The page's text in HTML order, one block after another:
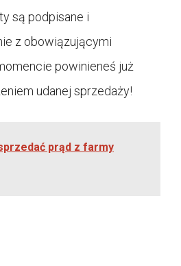
są podpisane i
z obowiązującymi
powinieneś już
udanej sprzedaży!
prąd z farmy